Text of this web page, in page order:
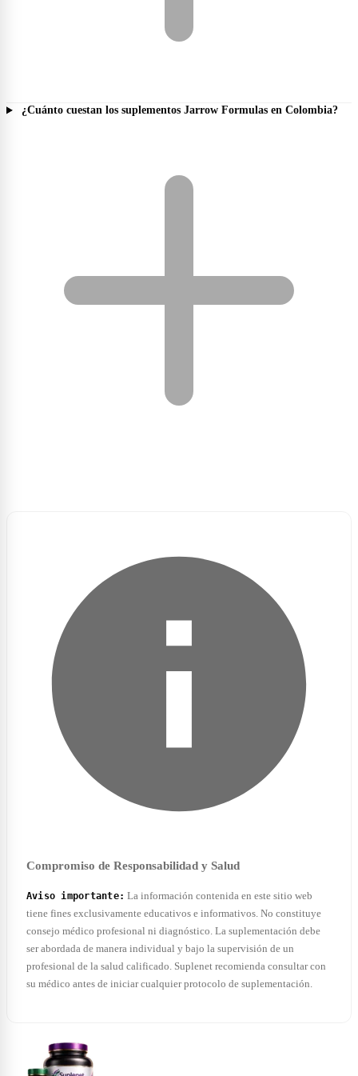
¿Cuánto cuestan los suplementos Jarrow Formulas en Colombia?
Compromiso de Responsabilidad y Salud
Aviso importante: La información contenida en este sitio web
tiene fines exclusivamente educativos e informativos. No constituye
consejo médico profesional ni diagnóstico. La suplementación debe
ser abordada de manera individual y bajo la supervisión de un
profesional de la salud calificado. Suplenet recomienda consultar con
su médico antes de iniciar cualquier protocolo de suplementación.